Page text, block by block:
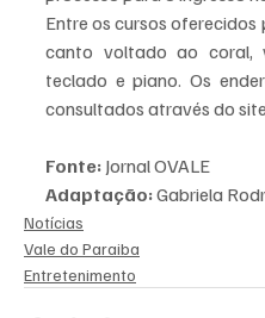
Entre os cursos
canto voltado ao coral,
teclado e piano. Os
consultados através do
Fonte: Jornal OVALE
Adaptação: Gabriela
Notícias
Vale do Paraiba
Entretenimento